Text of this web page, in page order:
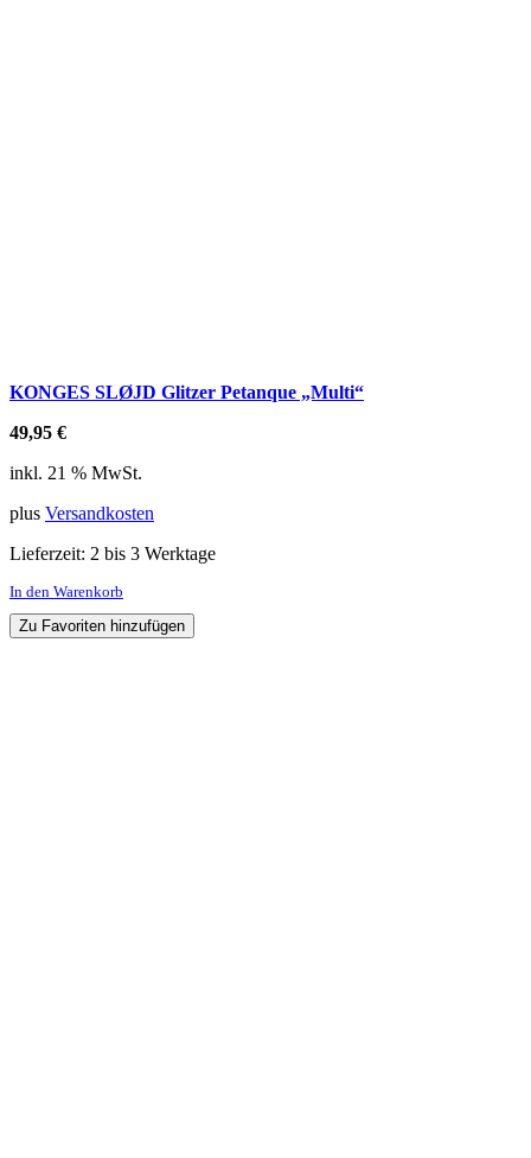
KONGES SLØJD Glitzer Petanque „Multi“
49,95 €
inkl. 21 % MwSt.
plus Versandkosten
Lieferzeit: 2 bis 3 Werktage
In den Warenkorb
Zu Favoriten hinzufügen